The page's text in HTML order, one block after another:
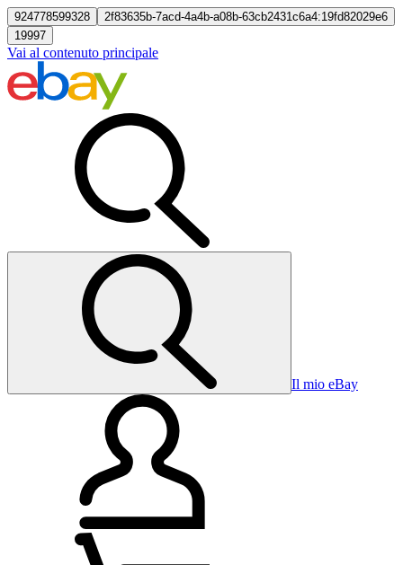
924778599328
2f83635b-7acd-4a4b-a08b-63cb2431c6a4:19fd82029e6
19997
Vai al contenuto principale
Il mio eBay